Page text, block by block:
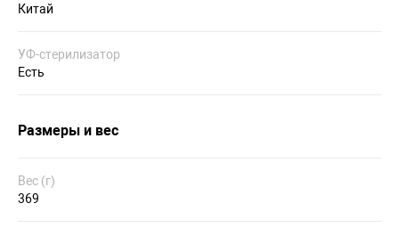
Китай
УФ-стерилизатор
Есть
Размеры и вес
Вес (г)
369